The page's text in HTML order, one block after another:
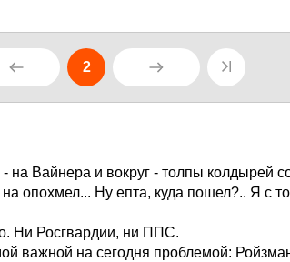
2
на Вайнера и вокруг - толпы колдырей
опохмел... Ну епта, куда пошел?.. Я с
Ни Росгвардии, ни ППС.
важной на сегодня проблемой: